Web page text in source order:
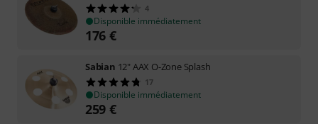
4
Disponible immédiatement
176 €
Sabian 12" AAX O-Zone Splash
17
Disponible immédiatement
259 €